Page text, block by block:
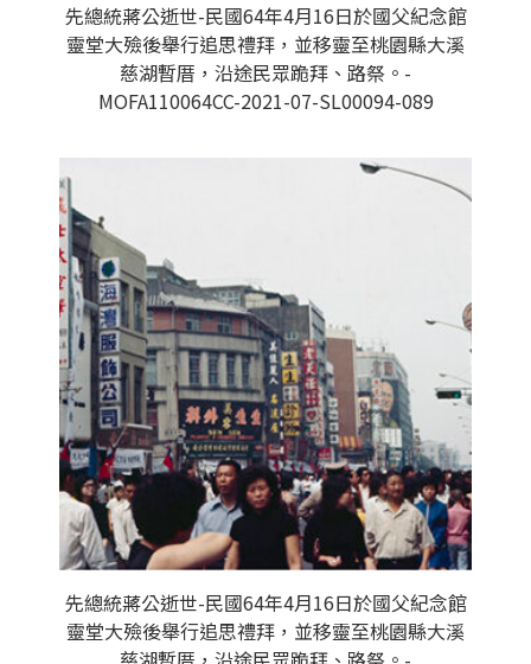
先總統蔣公逝世-民國64年4月16日於國父紀念館
靈堂大殮後舉行追思禮拜，並移靈至桃園縣大溪
慈湖暫厝，沿途民眾跪拜、路祭。-
MOFA110064CC-2021-07-SL00094-089
先總統蔣公逝世-民國64年4月16日於國父紀念館
靈堂大殮後舉行追思禮拜，並移靈至桃園縣大溪